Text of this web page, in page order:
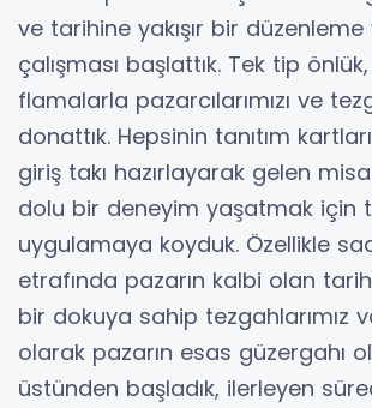
ve tarihine yakışır bir
çalışması başlattık. Tek tip
flamalarla pazarcılarımızı ve
donattık. Hepsinin tanıtım
giriş takı hazırlayarak gelen
dolu bir deneyim yaşatmak için
uygulamaya koyduk. Özellikle
etrafında pazarın kalbi olan
bir dokuya sahip tezgahlarımız
olarak pazarın esas güzergahı
üstünden başladık, ilerleyen